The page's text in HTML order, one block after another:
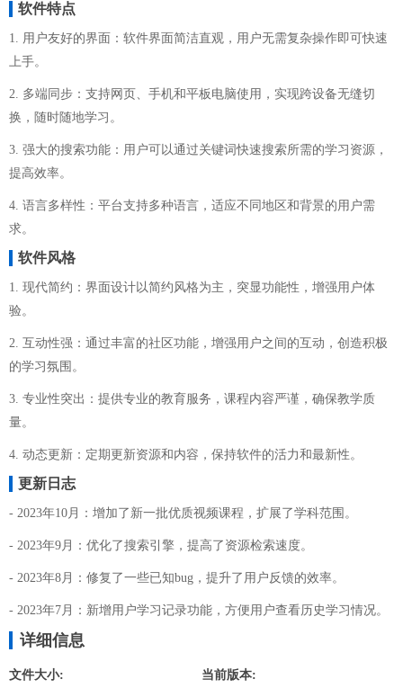
软件特点
1. 用户友好的界面：软件界面简洁直观，用户无需复杂操作即可快速
上手。
2. 多端同步：支持网页、手机和平板电脑使用，实现跨设备无缝切
换，随时随地学习。
3. 强大的搜索功能：用户可以通过关键词快速搜索所需的学习资源，
提高效率。
4. 语言多样性：平台支持多种语言，适应不同地区和背景的用户需
求。
软件风格
1. 现代简约：界面设计以简约风格为主，突显功能性，增强用户体
验。
2. 互动性强：通过丰富的社区功能，增强用户之间的互动，创造积极
的学习氛围。
3. 专业性突出：提供专业的教育服务，课程内容严谨，确保教学质
量。
4. 动态更新：定期更新资源和内容，保持软件的活力和最新性。
更新日志
- 2023年10月：增加了新一批优质视频课程，扩展了学科范围。
- 2023年9月：优化了搜索引擎，提高了资源检索速度。
- 2023年8月：修复了一些已知bug，提升了用户反馈的效率。
- 2023年7月：新增用户学习记录功能，方便用户查看历史学习情况。
详细信息
文件大小:
当前版本: